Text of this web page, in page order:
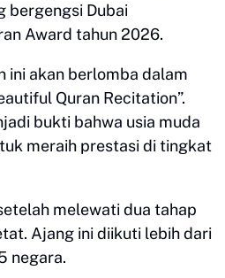
bergengsi Dubai
Award tahun 2026.
ini akan berlomba dalam
Quran Recitation”.
bukti bahwa usia muda
meraih prestasi di tingkat
melewati dua tahap
Ajang ini diikuti lebih dari
negara.